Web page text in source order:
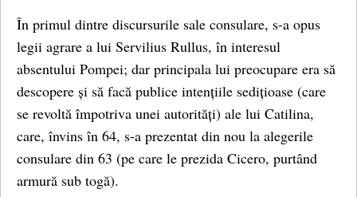
În primul dintre discursurile sale consulare, s-a opus
legii agrare a lui Servilius Rullus, în interesul
absentului Pompei; dar principala lui preocupare era să
descopere și să facă publice intențiile sedițioase (care
se revoltă împotriva unei autorități) ale lui Catilina,
care, învins în 64, s-a prezentat din nou la alegerile
consulare din 63 (pe care le prezida Cicero, purtând
armură sub togă).